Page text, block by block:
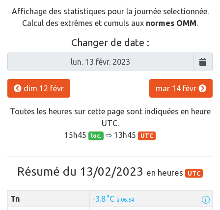
Affichage des statistiques pour la journée selectionnée.
Calcul des extrêmes et cumuls aux normes OMM.
Changer de date :
dim 12 févr mar 14 févr
Toutes les heures sur cette page sont indiquées en heure
UTC.
15h45 loc. ⇨ 13h45 UTC
Résumé du 13/02/2023 en heures UTC
Tn -3.8 °C à 06:54